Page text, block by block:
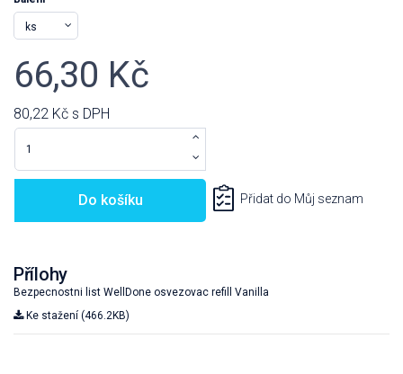
66,30 Kč
80,22 Kč s DPH
Do košíku Přidat do Můj seznam
Přílohy
Bezpecnostni list WellDone osvezovac refill Vanilla
Ke stažení (466.2KB)